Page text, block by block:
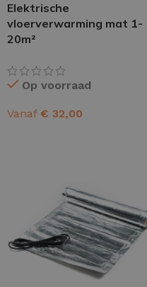
Elektrische
vloerverwarming mat 1-
20m²
Op voorraad
Vanaf € 32,00